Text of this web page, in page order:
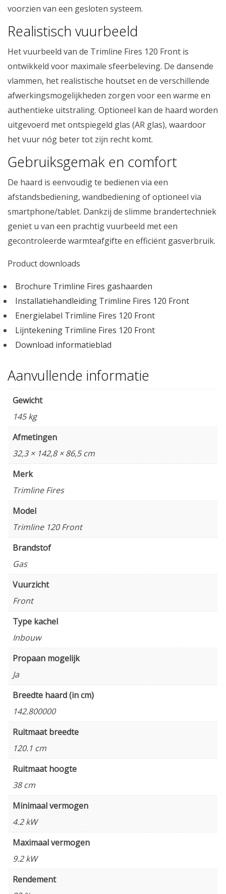
voorzien van een gesloten systeem.
Realistisch vuurbeeld
Het vuurbeeld van de Trimline Fires 120 Front is
ontwikkeld voor maximale sfeerbeleving. De dansende
vlammen, het realistische houtset en de verschillende
afwerkingsmogelijkheden zorgen voor een warme en
authentieke uitstraling. Optioneel kan de haard worden
uitgevoerd met ontspiegeld glas (AR glas), waardoor
het vuur nóg beter tot zijn recht komt.
Gebruiksgemak en comfort
De haard is eenvoudig te bedienen via een
afstandsbediening, wandbediening of optioneel via
smartphone/tablet. Dankzij de slimme brandertechniek
geniet u van een prachtig vuurbeeld met een
gecontroleerde warmteafgifte en efficiënt gasverbruik.
Product downloads
Brochure Trimline Fires gashaarden
Installatiehandleiding Trimline Fires 120 Front
Energielabel Trimline Fires 120 Front
Lijntekening Trimline Fires 120 Front
Download informatieblad
Aanvullende informatie
Gewicht
145 kg
Afmetingen
32,3 × 142,8 × 86,5 cm
Merk
Trimline Fires
Model
Trimline 120 Front
Brandstof
Gas
Vuurzicht
Front
Type kachel
Inbouw
Propaan mogelijk
Ja
Breedte haard (in cm)
142.800000
Ruitmaat breedte
120.1 cm
Ruitmaat hoogte
38 cm
Minimaal vermogen
4.2 kW
Maximaal vermogen
9.2 kW
Rendement